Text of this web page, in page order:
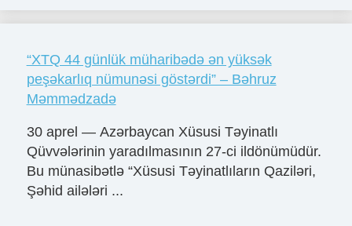
“XTQ 44 günlük müharibədə ən yüksək
peşəkarlıq nümunəsi göstərdi” – Bəhruz
Məmmədzadə
30 aprel — Azərbaycan Xüsusi Təyinatlı
Qüvvələrinin yaradılmasının 27-ci ildönümüdür.
Bu münasibətlə “Xüsusi Təyinatlıların Qaziləri,
Şəhid ailələri ...